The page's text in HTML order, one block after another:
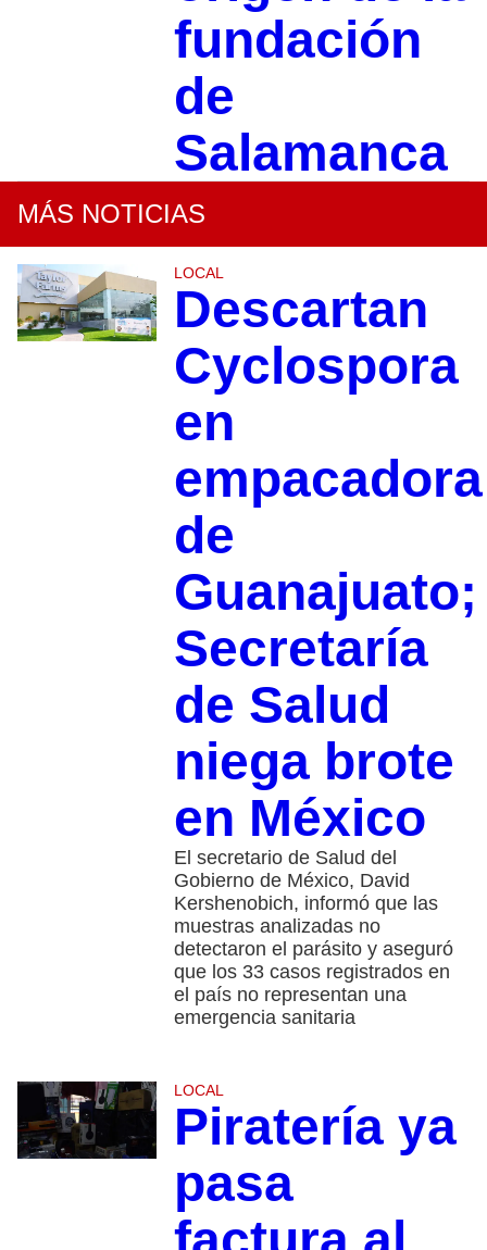
fundación
de
Salamanca
MÁS NOTICIAS
LOCAL
Descartan
Cyclospora
en
empacadora
de
Guanajuato;
Secretaría
de Salud
niega brote
en México
El secretario de Salud del
Gobierno de México, David
Kershenobich, informó que las
muestras analizadas no
detectaron el parásito y aseguró
que los 33 casos registrados en
el país no representan una
emergencia sanitaria
LOCAL
Piratería ya
pasa